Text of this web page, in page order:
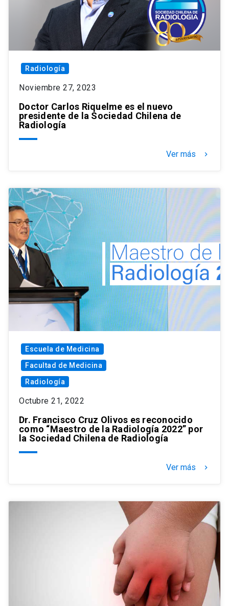
Radiología
Noviembre 27, 2023
Doctor Carlos Riquelme es el nuevo
presidente de la Sociedad Chilena de
Radiología
Ver más keyboard_arrow_right
Escuela de Medicina
Facultad de Medicina
Radiología
Octubre 21, 2022
Dr. Francisco Cruz Olivos es reconocido
como “Maestro de la Radiología 2022” por
la Sociedad Chilena de Radiología
Ver más keyboard_arrow_right